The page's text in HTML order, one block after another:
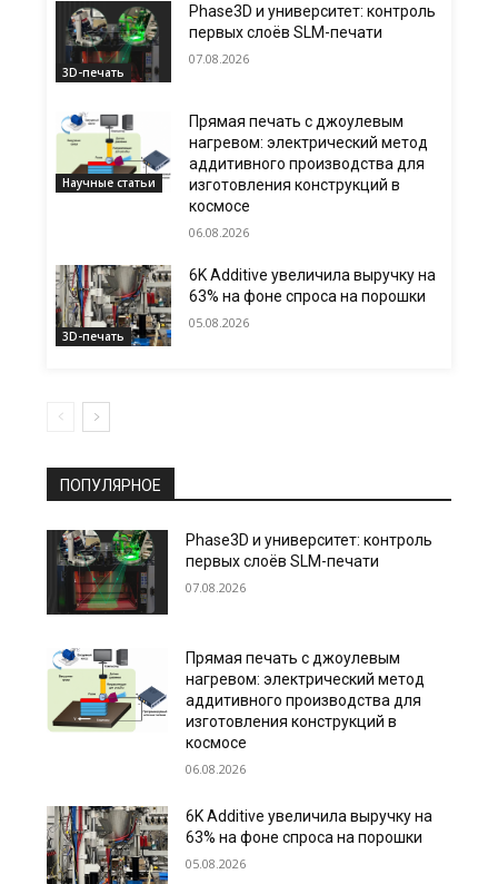
3D-печать
Phase3D и университет: контроль
первых слоёв SLM-печати
07.08.2026
Научные статьи
Прямая печать с джоулевым
нагревом: электрический метод
аддитивного производства для
изготовления конструкций в
космосе
06.08.2026
3D-печать
6K Additive увеличила выручку на
63% на фоне спроса на порошки
05.08.2026
ПОПУЛЯРНОЕ
Phase3D и университет: контроль
первых слоёв SLM-печати
07.08.2026
Прямая печать с джоулевым
нагревом: электрический метод
аддитивного производства для
изготовления конструкций в
космосе
06.08.2026
6K Additive увеличила выручку на
63% на фоне спроса на порошки
05.08.2026